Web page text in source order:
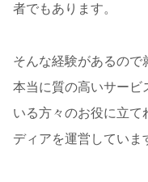
者でもあります。
そんな経験があるの
本当に質の高いサービ
いる方々のお役に立て
ディアを運営していま